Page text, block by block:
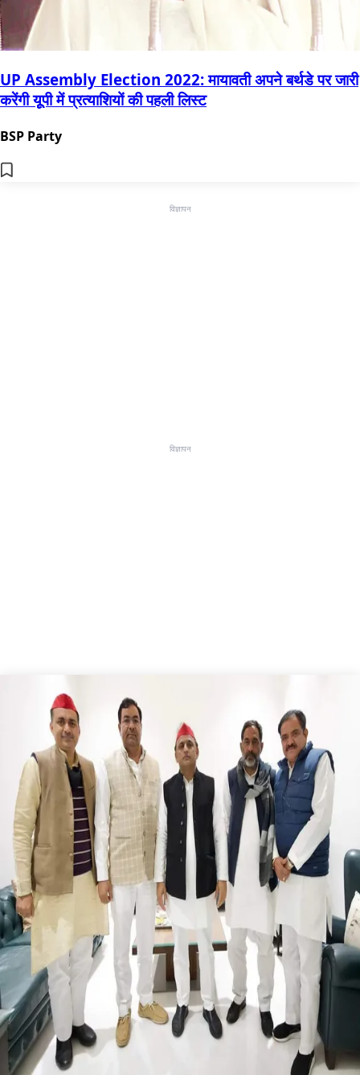
UP Assembly Election 2022: मायावती अपने बर्थडे पर जारी
करेंगी यूूपी में प्रत्याशियों की पहली लिस्ट
BSP Party
विज्ञापन
विज्ञापन